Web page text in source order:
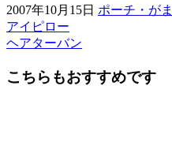
2007年10月15日 ポーチ・が
前
後
の
アイピロー
ヘアターバン
こちらもおすすめです